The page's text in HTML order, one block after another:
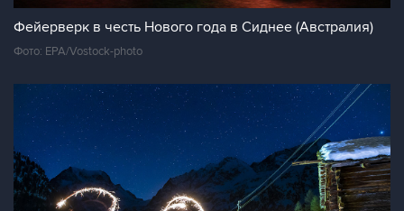
Фейерверк в честь Нового года в Сиднее (Австралия)
Фото: EPA/Vostock-photo